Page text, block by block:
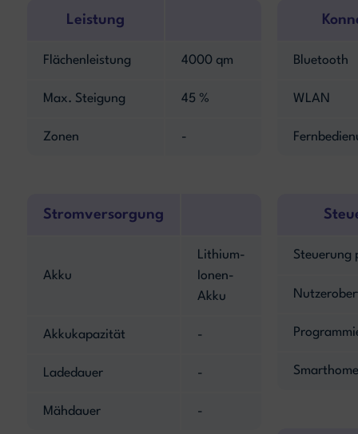
Leistung
Flächenleistung 4000 qm
Max. Steigung 45 %
Zonen -
Stromversorgung
Akku
Lithium-
Ionen-
Akku
Akkukapazität -
Ladedauer -
Mähdauer -
Bluetooth
WLAN
Steuerung